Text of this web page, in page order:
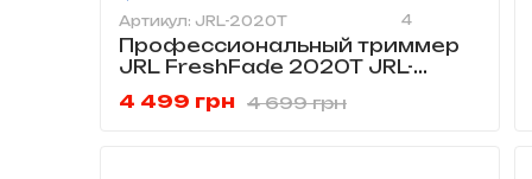
Артикул: JRL-2020T 4
Профессиональный триммер
JRL FreshFade 2020T JRL-
4 699 грн
4 499 грн